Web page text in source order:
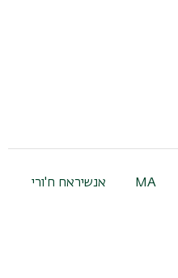
MA אנשיראח ח'ורי